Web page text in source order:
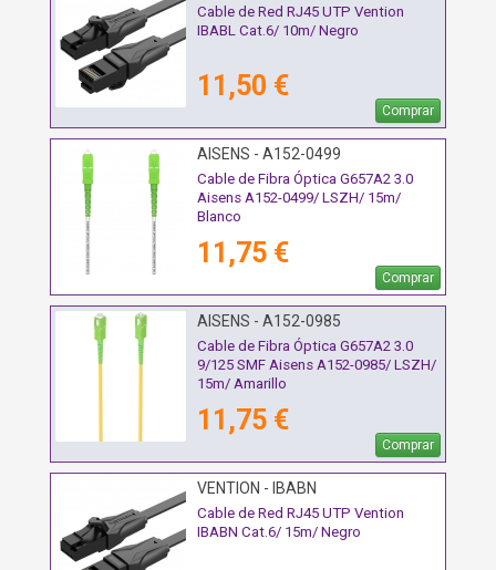
Cable de Red RJ45 UTP Vention
IBABL Cat.6/ 10m/ Negro
11,50 €
Comprar
AISENS - A152-0499
Cable de Fibra Óptica G657A2 3.0
Aisens A152-0499/ LSZH/ 15m/
Blanco
11,75 €
Comprar
AISENS - A152-0985
Cable de Fibra Óptica G657A2 3.0
9/125 SMF Aisens A152-0985/ LSZH/
15m/ Amarillo
11,75 €
Comprar
VENTION - IBABN
Cable de Red RJ45 UTP Vention
IBABN Cat.6/ 15m/ Negro